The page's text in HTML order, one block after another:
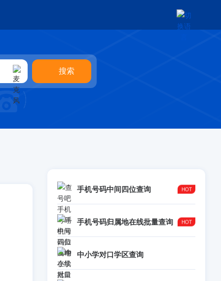
手机号码中间四位查询
手机号码归属地在线批量查询
中小学对口学区查询